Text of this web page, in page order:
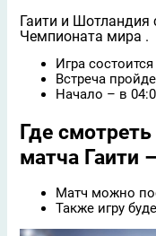
Гаити и Шотландия
Чемпионата мира .​
Игра
Встреча
Начало – в
Где
матча Гаити
Матч можно
Также игру